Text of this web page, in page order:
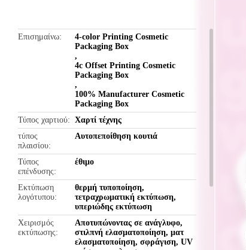
Επισημαίνω
4-color Printing Cosmetic
Packaging Box
,
4c Offset Printing Cosmetic
Packaging Box
,
100% Manufacturer Cosmetic
Packaging Box
Τύπος χαρτιού
Χαρτί τέχνης
τύπος
πλαισίου
Αυτοπεποίθηση κουτιά
Τύπος
επένδυσης
έθιμο
Εκτύπωση
λογότυπου
θερμή τυποποίηση,
τετραχρωματική εκτύπωση,
υπεριώδης εκτύπωση
Χειρισμός
εκτύπωσης
Αποτυπώνοντας σε ανάγλυφο,
στιλπνή ελασματοποίηση, ματ
ελασματοποίηση, σφράγιση, UV